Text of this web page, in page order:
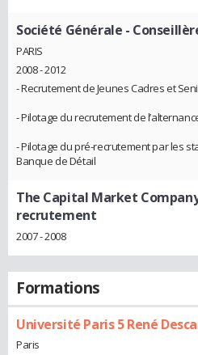
Société Générale -
PARIS
2008 - 2012
- Recrutement de Jeunes Cadres et
- Pilotage du recrutement de
- Pilotage du pré-recrutement par les
Banque de Détail
The Capital Market
recrutement
2007 - 2008
Formations
Université Paris 5 René
Paris